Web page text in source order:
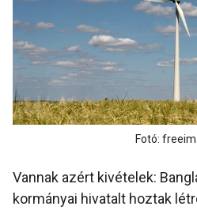
Fotó:
Vannak azért kivételek:
kormányai hivatalt hoztak